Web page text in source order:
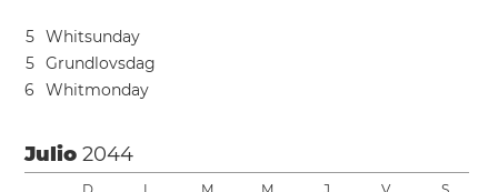
5 Whitsunday
5 Grundlovsdag
6
Whitmonday
Julio2044